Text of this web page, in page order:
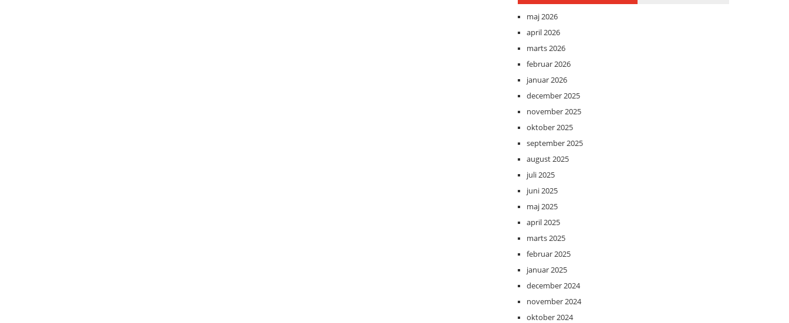
maj 2026
april 2026
marts 2026
februar 2026
januar 2026
december 2025
november 2025
oktober 2025
september 2025
august 2025
juli 2025
juni 2025
maj 2025
april 2025
marts 2025
februar 2025
januar 2025
december 2024
november 2024
oktober 2024